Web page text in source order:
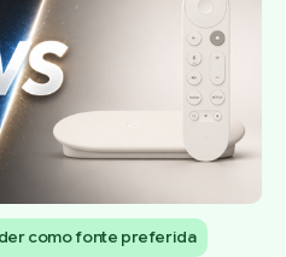
como fonte preferida